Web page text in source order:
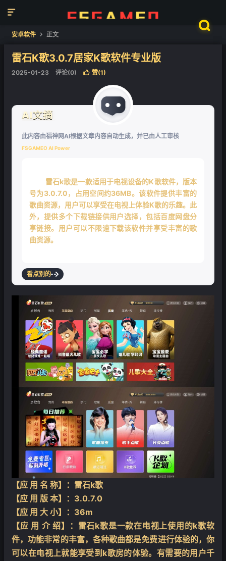


安卓软件  正文
雷石K歌3.0.7居家K歌软件专业版
2025-01-23 评论(0)  赞(1)
AI文摘
此内容由福神网AI根据文章内容自动生成，并已由人工审核
FSGAMEO AI Power
雷石k歌是一款适用于电视设备的K歌软件，版本
号为3.0.7.0，占用空间约36MB。该软件提供丰富的
歌曲资源，用户可以享受在电视上体验K歌的乐趣。此
外，提供多个下载链接供用户选择，包括百度网盘分
享链接。用户可以不限速下载该软件并享受丰富的歌
曲资源。
看点别的
【应 用 名 称】：雷石k歌
【应 用 版 本】：3.0.7.0
【应 用 大 小】：36m
【应 用 介 绍】：雷石k歌是一款在电视上使用的k歌软
件，功能非常的丰富，各种歌曲都是免费进行体验的，你
可以在电视上就能享受到k歌房的体验。有需要的用户千
❄